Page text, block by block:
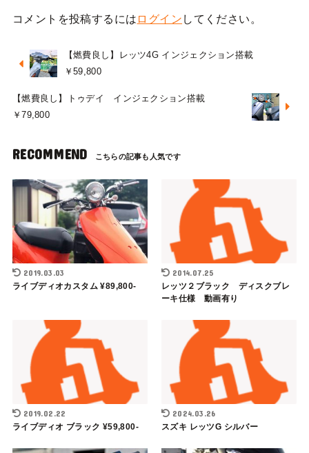
コメントを投稿するには ログイン してください。
【燃費良し】レッツ4G インジェクション搭載
￥59,800
【燃費良し】トゥデイ インジェクション搭載
￥79,800
RECOMMEND
2019.03.03
ライブディオカスタム ¥89,800-
2014.07.25
レッツ２ブラック ディスクブレ
ーキ仕様 動画有り
2019.02.22
ライブディオ ブラック ¥59,800-
2024.03.26
スズキ レッツG シルバー